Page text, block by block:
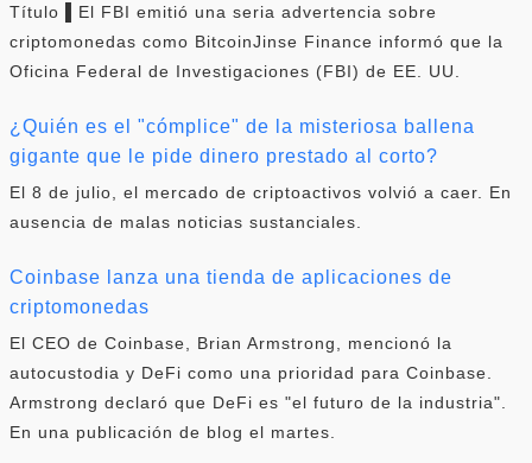
Título ▌El FBI emitió una seria advertencia sobre
criptomonedas como BitcoinJinse Finance informó que la
Oficina Federal de Investigaciones (FBI) de EE. UU.
¿Quién es el "cómplice" de la misteriosa ballena
gigante que le pide dinero prestado al corto?
El 8 de julio, el mercado de criptoactivos volvió a caer. En
ausencia de malas noticias sustanciales.
Coinbase lanza una tienda de aplicaciones de
criptomonedas
El CEO de Coinbase, Brian Armstrong, mencionó la
autocustodia y DeFi como una prioridad para Coinbase.
Armstrong declaró que DeFi es "el futuro de la industria".
En una publicación de blog el martes.